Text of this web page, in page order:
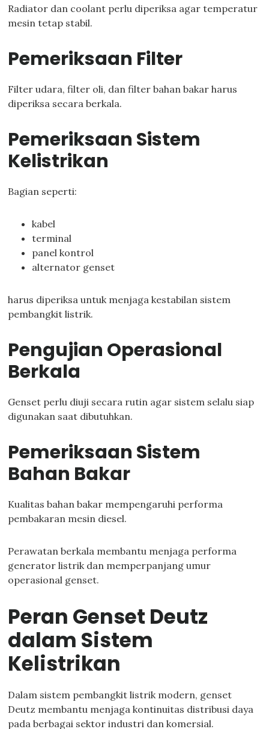
Radiator dan coolant perlu diperiksa agar temperatur
mesin tetap stabil.
Pemeriksaan Filter
Filter udara, filter oli, dan filter bahan bakar harus
diperiksa secara berkala.
Pemeriksaan Sistem
Kelistrikan
Bagian seperti:
kabel
terminal
panel kontrol
alternator genset
harus diperiksa untuk menjaga kestabilan sistem
pembangkit listrik.
Pengujian Operasional
Berkala
Genset perlu diuji secara rutin agar sistem selalu siap
digunakan saat dibutuhkan.
Pemeriksaan Sistem
Bahan Bakar
Kualitas bahan bakar mempengaruhi performa
pembakaran mesin diesel.
Perawatan berkala membantu menjaga performa
generator listrik dan memperpanjang umur
operasional genset.
Peran Genset Deutz
dalam Sistem
Kelistrikan
Dalam sistem pembangkit listrik modern, genset
Deutz membantu menjaga kontinuitas distribusi daya
pada berbagai sektor industri dan komersial.